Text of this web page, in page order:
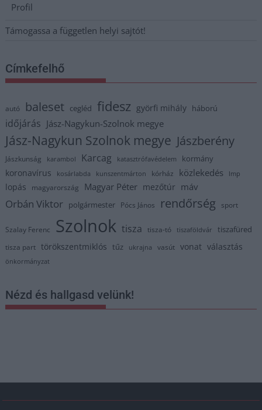
Profil
Támogassa a független helyi sajtót!
Címkefelhő
autó baleset cegléd fidesz györfi mihály háború
időjárás Jász-Nagykun-Szolnok megye
Jász-Nagykun Szolnok megye Jászberény
Jászkunság karambol Karcag katasztrófavédelem kormány
koronavírus kosárlabda kunszentmárton kórház közlekedés lmp
lopás magyarország Magyar Péter mezőtúr máv
Orbán Viktor polgármester Pócs János rendőrség sport
Szalay Ferenc Szolnok tisza tisza-tó tiszaföldvár tiszafüred
tisza part törökszentmiklós tűz ukrajna vasút vonat választás
önkormányzat
Nézd és hallgasd velünk!